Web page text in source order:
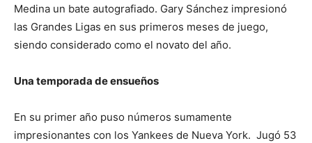
Medina un bate autografiado. Gary Sánchez impresionó
las Grandes Ligas en sus primeros meses de juego,
siendo considerado como el novato del año.
Una temporada de ensueños
En su primer año puso números sumamente
impresionantes con los Yankees de Nueva York. Jugó 53